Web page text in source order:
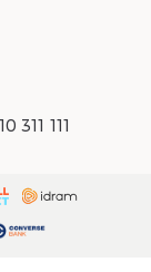
311 111